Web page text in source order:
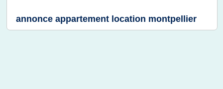
annonce appartement location montpellier